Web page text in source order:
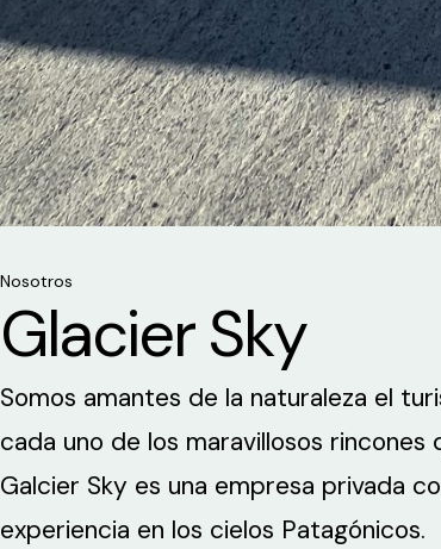
Nosotros
Glacier Sky
Somos amantes de la naturaleza el
cada uno de los maravillosos
Galcier Sky es una empresa privada
experiencia en los cielos Patagónicos.